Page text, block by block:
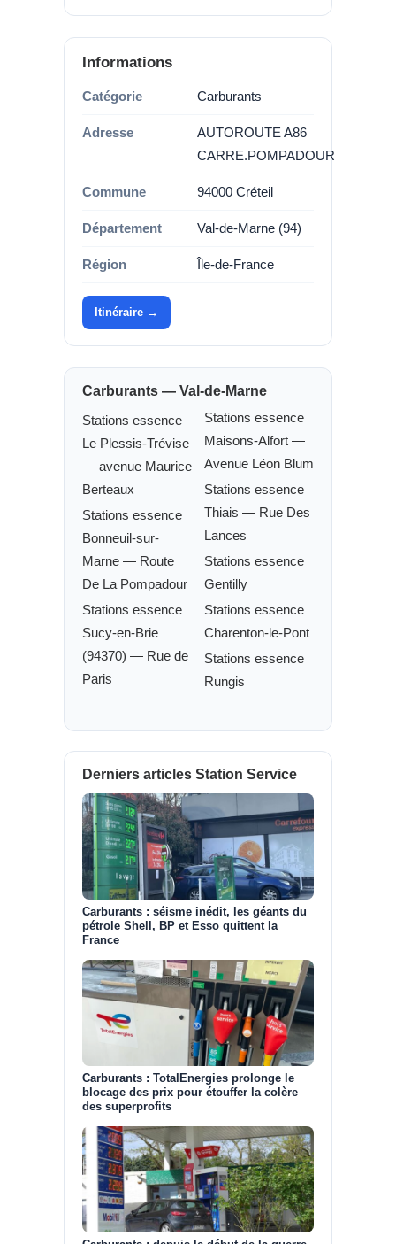
Informations
Catégorie Carburants
Adresse
AUTOROUTE A86
CARRE.POMPADOUR
Commune 94000 Créteil
Département Val-de-Marne (94)
Région Île-de-France
Itinéraire →
Carburants — Val-de-Marne
Stations essence
Le Plessis-Trévise
— avenue Maurice
Berteaux
Stations essence
Bonneuil-sur-
Marne — Route
De La Pompadour
Stations essence
Sucy-en-Brie
(94370) — Rue de
Paris
Stations essence
Maisons-Alfort —
Avenue Léon Blum
Stations essence
Thiais — Rue Des
Lances
Stations essence
Gentilly
Stations essence
Charenton-le-Pont
Stations essence
Rungis
Derniers articles Station Service
Carburants : séisme inédit, les géants du
pétrole Shell, BP et Esso quittent la
France
Carburants : TotalEnergies prolonge le
blocage des prix pour étouffer la colère
des superprofits